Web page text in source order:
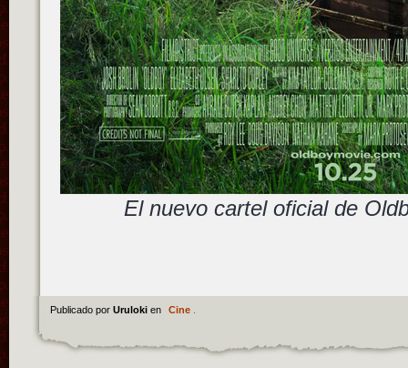
El nuevo cartel oficial de
Publicado por Uruloki en Cine.